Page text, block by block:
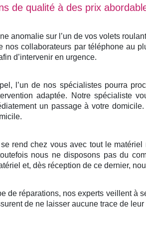
de qualité à des prix
anomalie sur l’un de vos volets
nos collaborateurs par téléphone au
d’intervenir en urgence.
l’un de nos spécialistes pourra
adaptée. Notre spécialiste
un passage à votre
rend chez vous avec tout le
nous ne disposons pas du
et, dès réception de ce dernier,
de réparations, nos experts veillent à
de ne laisser aucune trace de